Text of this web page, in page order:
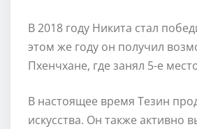
В 2018 году Никита стал
этом же году он получил
Пхенчхане, где занял 5-е
В настоящее время Тезин
искусства. Он также активно